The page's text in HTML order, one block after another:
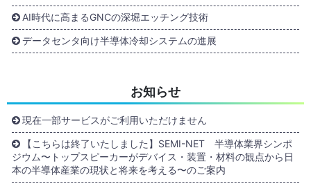
AI時代に高まるGNCの深堀エッチング技術
データセンタ向け半導体冷却システムの進展
お知らせ
現在一部サービスがご利用いただけません
【こちらは終了いたしました】SEMI-NET 半導体業界シンポ
ジウム〜トップスピーカーがデバイス・装置・材料の観点から日
本の半導体産業の現状と将来を考える〜のご案内